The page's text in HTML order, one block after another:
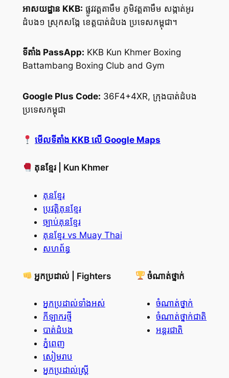
អាសយដ្ឋាន KKB: ផ្លូវវត្តតាមឹម ភូមិវត្តតាមឹម សង្កាត់អូរ
ដំបង១ ស្រុកសង្កែ ខេត្តបាត់ដំបង ប្រទេសកម្ពុជា។
ទីតាំង PassApp: KKB Kun Khmer Boxing
Battambang Boxing Club and Gym
Google Plus Code: 36F4+4XR, ក្រុងបាត់ដំបង
ប្រទេសកម្ពុជា
មើលទីតាំង KKB លើ Google Maps
គុនខ្មែរ | Kun Khmer
គុនខ្មែរ
ប្រវត្តិគុនខ្មែរ
ច្បាប់គុនខ្មែរ
គុនខ្មែរ vs Muay Thai
សហព័ន្ធ
អ្នកប្រដាល់ | Fighters
អ្នកប្រដាល់ទាំងអស់
កីឡាករថ្មី
បាត់ដំបង
ភ្នំពេញ
សៀមរាប
អ្នកប្រដាល់ស្ត្រី
ចំណាត់ថ្នាក់
ចំណាត់ថ្នាក់
ចំណាត់ថ្នាក់ជាតិ
អន្តរជាតិ